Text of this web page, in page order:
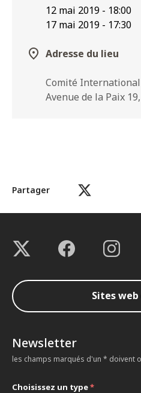
12 mai 2019 - 18:00
17 mai 2019 - 17:30
Adresse du lieu
Comité International
Avenue de la Paix
Partager
Sites web
Newsletter
les champs marqués d'un * doivent
Choisissez un type*